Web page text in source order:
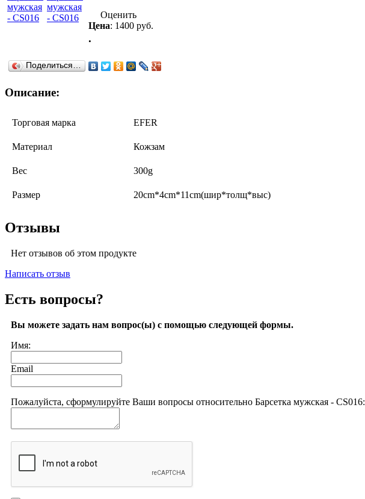
Оценить
Цена: 1400 руб.
.
Поделиться…
Описание:
Торговая марка EFER
Материал Кожзам
Вес 300g
Размер 20cm*4cm*11cm(шир*толщ*выс)
Отзывы
Нет отзывов об этом продукте
Написать отзыв
Есть вопросы?
Вы можете задать нам вопрос(ы) с помощью следующей формы.
Имя:
Email
Пожалуйста, сформулируйте Ваши вопросы относительно Барсетка мужская - CS016: